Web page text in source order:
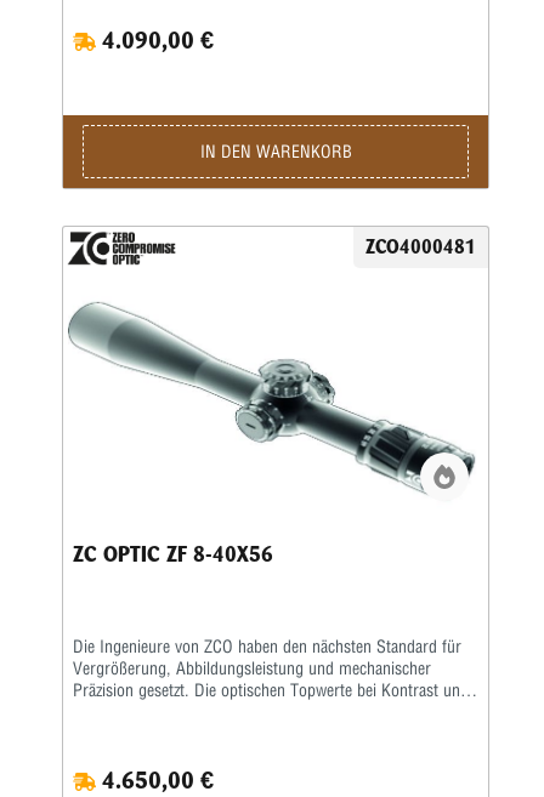
4.090,00 €
IN DEN WARENKORB
ZCO4000481
ZC OPTIC ZF 8-40X56
Die Ingenieure von ZCO haben den nächsten Standard für
Vergrößerung, Abbildungsleistung und mechanischer
Präzision gesetzt. Die optischen Topwerte bei Kontrast und
Sehfeld von 4,6 m/100 m - 1,0 m/100 m bei 40-facher
4.650,00 €